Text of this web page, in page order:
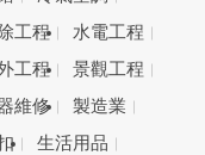
工程
水電工程
工程
景觀工程
維修
製造業
生活用品